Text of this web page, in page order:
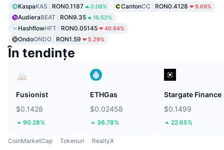
KaspaKAS RON0.1187 0.08% CantonCC RON0.4128 9.69%
AudieraBEAT RON9.35 16.52%
HashflowHFT RON0.05145 40.94%
OndoONDO RON1.59 5.29%
În tendințe
Fusionist
$0.1428
90.28%
ETHGas
$0.02458
36.78%
Stargate Finance
$0.1499
22.65%
CoinMarketCap Tokenuri RealtyX